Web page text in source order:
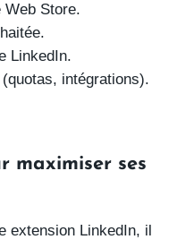
Web Store.
LinkedIn.
intégrations).
maximiser ses
extension LinkedIn, il